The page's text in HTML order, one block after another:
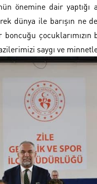
önemine dair yaptığı
dünya ile barışın ne
boncuğu
saygı ve